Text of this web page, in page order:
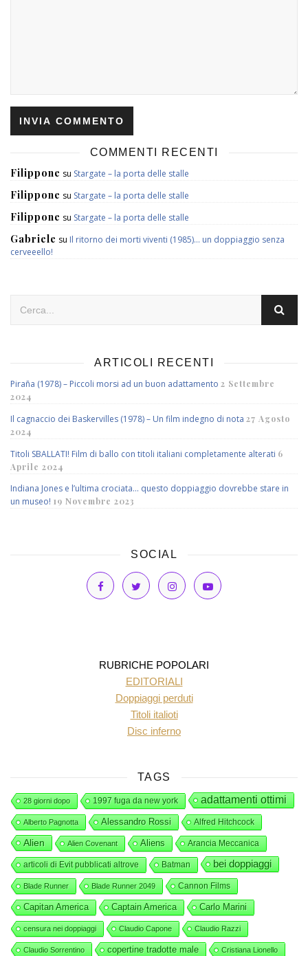
COMMENTI RECENTI
Filippone su Stargate – la porta delle stalle
Filippone su Stargate – la porta delle stalle
Filippone su Stargate – la porta delle stalle
Gabriele su Il ritorno dei morti viventi (1985)… un doppiaggio senza
cerveeello!
ARTICOLI RECENTI
Piraña (1978) – Piccoli morsi ad un buon adattamento 2 Settembre
2024
Il cagnaccio dei Baskervilles (1978) – Un film indegno di nota 27 Agosto
2024
Titoli SBALLATI! Film di ballo con titoli italiani completamente alterati 6
Aprile 2024
Indiana Jones e l’ultima crociata… questo doppiaggio dovrebbe stare in
un museo! 19 Novembre 2023
SOCIAL
RUBRICHE POPOLARI
EDITORIALI
Doppiaggi perduti
Titoli italioti
Disc inferno
TAGS
28 giorni dopo 1997 fuga da new york adattamenti ottimi
Alberto Pagnotta Alessandro Rossi Alfred Hitchcock
Alien Alien Covenant Aliens Arancia Meccanica
articoli di Evit pubblicati altrove Batman bei doppiaggi
Blade Runner Blade Runner 2049 Cannon Films
Capitan America Captain America Carlo Marini
censura nei doppiaggi Claudio Capone Claudio Razzi
Claudio Sorrentino copertine tradotte male Cristiana Lionello